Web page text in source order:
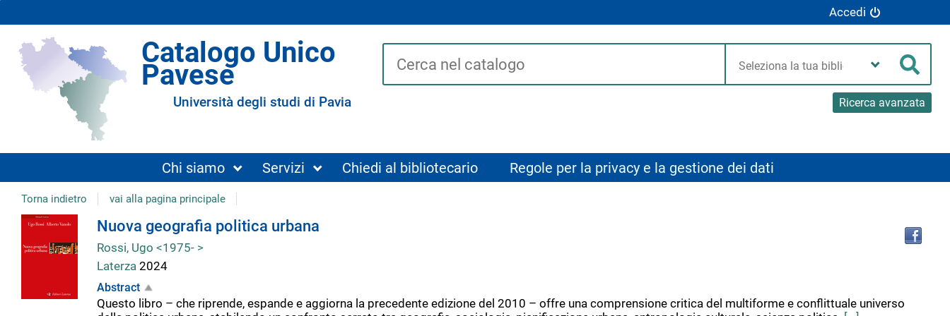
Accedi
Catalogo Unico
Pavese
Università degli studi di Pavia
Cerca su "Catalogo"
Cerca
Ricerca avanzata
Chi siamo Servizi Chiedi al bibliotecario Regole per la privacy e la gestione dei dati
Torna indietro vai alla pagina principale
Dettaglio
documento
Nuova geografia politica urbana
Rossi, Ugo <1975- >
Laterza 2024
Abstract
Questo libro – che riprende, espande e aggiorna la precedente edizione del 2010 – offre una comprensione critica del multiforme e conflittuale universo